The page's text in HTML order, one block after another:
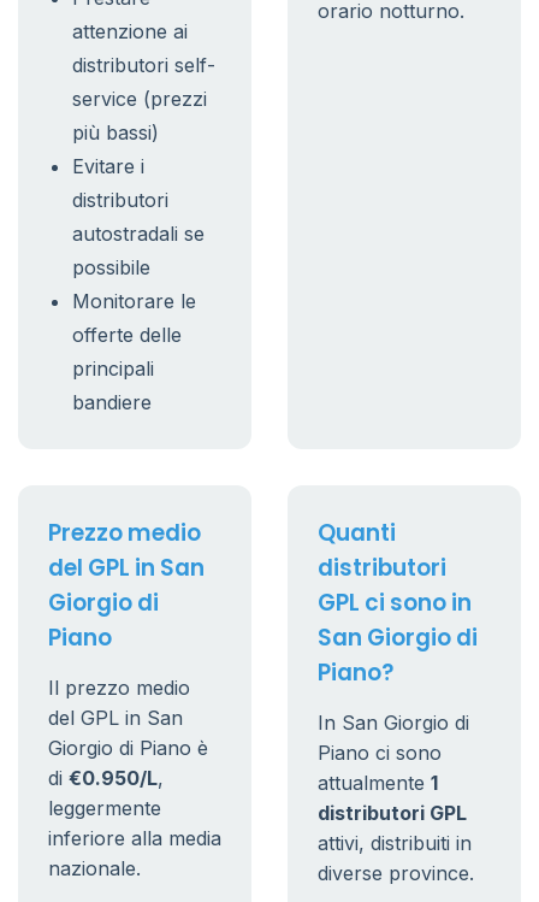
attenzione ai
distributori self-
service (prezzi
più bassi)
Evitare i
distributori
autostradali se
possibile
Monitorare le
offerte delle
principali
bandiere
orario notturno.
Prezzo medio
del GPL in San
Giorgio di
Piano
Il prezzo medio
del GPL in San
Giorgio di Piano è
di €0.950/L,
leggermente
inferiore alla media
nazionale.
Quanti
distributori
GPL ci sono in
San Giorgio di
Piano?
In San Giorgio di
Piano ci sono
attualmente 1
distributori GPL
attivi, distribuiti in
diverse province.